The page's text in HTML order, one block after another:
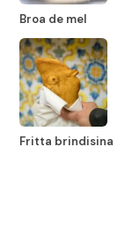
Broa de mel
Fritta brindisina